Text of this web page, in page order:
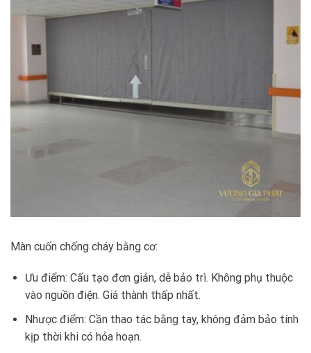
Màn cuốn chống cháy bằng cơ:
Ưu điểm: Cấu tạo đơn giản, dễ bảo trì. Không phụ thuộc
vào nguồn điện. Giá thành thấp nhất.
Nhược điểm: Cần thao tác bằng tay, không đảm bảo tính
kịp thời khi có hỏa hoạn.